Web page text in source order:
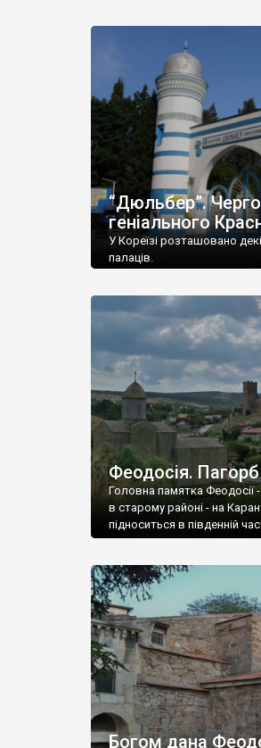
“Дюльбер”.
геніального
У Кореїзі розташовано
палаців.
Феодосія.
Головна памятка Феодосії
в старому районі - на
підноситься в південній
Богом дана